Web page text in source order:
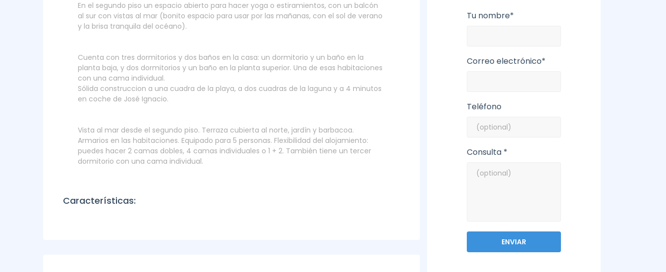
En el segundo piso un espacio abierto para hacer yoga o estiramientos, con un balcón
al sur con vistas al mar (bonito espacio para usar por las mañanas, con el sol de verano
y la brisa tranquila del océano).
Cuenta con tres dormitorios y dos baños en la casa: un dormitorio y un baño en la
planta baja, y dos dormitorios y un baño en la planta superior. Una de esas habitaciones
con una cama individual.
Sólida construccion a una cuadra de la playa, a dos cuadras de la laguna y a 4 minutos
en coche de José Ignacio.
Vista al mar desde el segundo piso. Terraza cubierta al norte, jardín y barbacoa.
Armarios en las habitaciones. Equipado para 5 personas. Flexibilidad del alojamiento:
puedes hacer 2 camas dobles, 4 camas individuales o 1 + 2. También tiene un tercer
dormitorio con una cama individual.
Características:
Tu nombre*
Correo electrónico*
Teléfono
Consulta *